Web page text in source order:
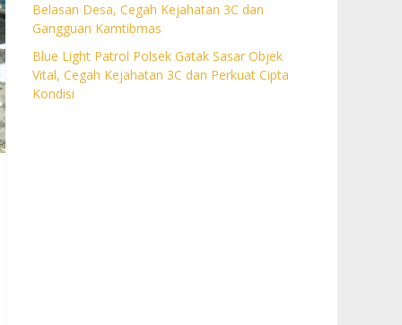
Belasan Desa, Cegah Kejahatan 3C dan
Gangguan Kamtibmas
Blue Light Patrol Polsek Gatak Sasar Objek
Vital, Cegah Kejahatan 3C dan Perkuat Cipta
Kondisi